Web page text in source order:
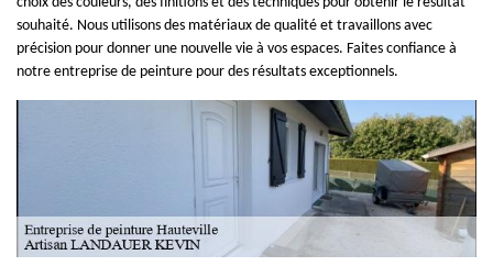
souhaité. Nous utilisons des matériaux de qualité et travaillons avec
précision pour donner une nouvelle vie à vos espaces. Faites confiance à
notre entreprise de peinture pour des résultats exceptionnels.